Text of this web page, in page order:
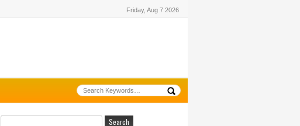
Friday, Aug 7 2026